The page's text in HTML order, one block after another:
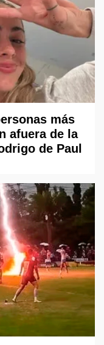
más
afuera de la
de Paul